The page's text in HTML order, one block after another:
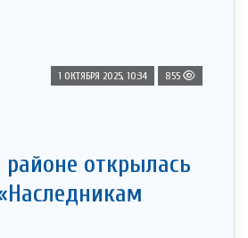
1 ОКТЯБРЯ 2025, 10:34 855
открылась